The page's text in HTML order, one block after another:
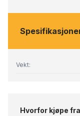
Vekt:
Hvorfor kjøpe